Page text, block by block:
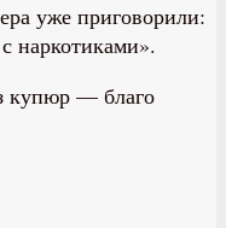
уже приговорили:
наркотиками».
купюр — благо